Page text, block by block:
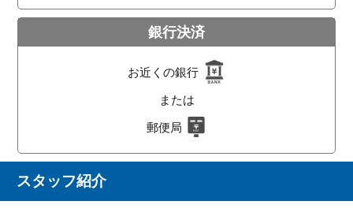
銀行決済
お近くの銀行
または
郵便局
スタッフ紹介